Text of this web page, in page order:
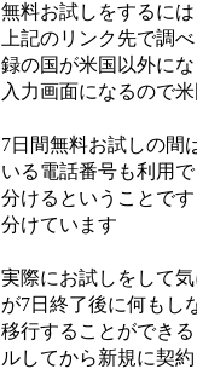
無料お試しをするに
上記のリンク先で調
録の国が米国以外に
入力画面になるので
7日間無料お試しの間
いる電話番号も利用
分けるということで
分けています
実際にお試しをして
が7日終了後に何もし
移行することができ
ルしてから新規に契